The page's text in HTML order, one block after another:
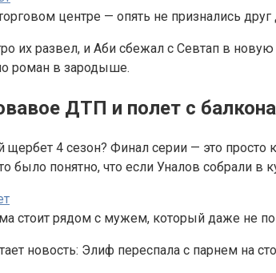
центре — опять не признались друг
их развел, и Аби сбежал с Севтап в
роман в зародыше.
ДТП и полет с балкона
4 сезон? Финал серии — это
понятно, что если Уналов собрали в
стоит рядом с мужем, который даже не
новость: Элиф переспала с парнем на